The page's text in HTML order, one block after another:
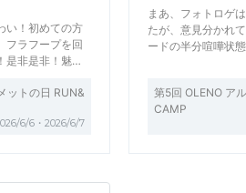
い！初めての方
フラフープを回
是非是非！魅…
ットの日 RUN&
6/6・2026/6/7
まあ、フォトロゲ
たが、意見分かれ
ードの半分喧嘩状
第5回 OLENO ア
CAMP